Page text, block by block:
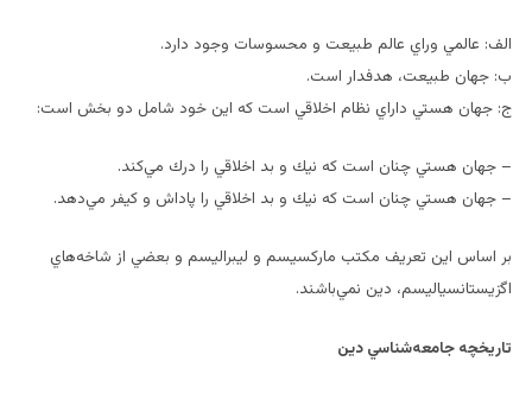
الف: عالمي وراي عالم طبيعت و محسوسات وجود دارد.
ب: جهان طبيعت، هدفدار است.
ج: جهان هستي داراي نظام اخلاقي است كه اين خود شامل دو بخش است:
– جهان هستي چنان است كه نيك و بد اخلاقي را درك مي‌كند.
– جهان هستي چنان است كه نيك و بد اخلاقي را پاداش و كيفر مي‌دهد.
بر اساس اين تعريف مكتب ماركسيسم و ليبراليسم و بعضي از شاخه‌هاي
اگزيستانسياليسم، دين نمي‌باشند.
تاريخچه جامعه‌شناسي دين